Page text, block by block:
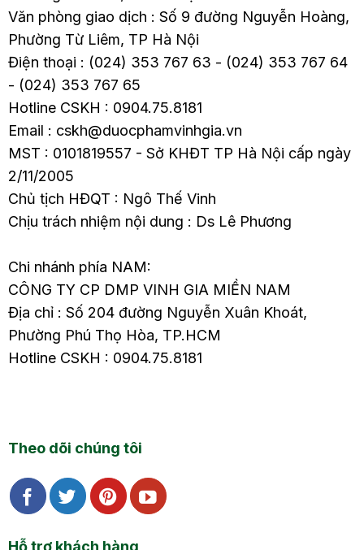
Văn phòng giao dịch : Số 9 đường Nguyễn Hoàng,
Phường Từ Liêm, TP Hà Nội
Điện thoại : (024) 353 767 63 - (024) 353 767 64
- (024) 353 767 65
Hotline CSKH : 0904.75.8181
Email : cskh@duocphamvinhgia.vn
MST : 0101819557 - Sở KHĐT TP Hà Nội cấp ngày
2/11/2005
Chủ tịch HĐQT : Ngô Thế Vinh
Chịu trách nhiệm nội dung : Ds Lê Phương
Chi nhánh phía NAM:
CÔNG TY CP DMP VINH GIA MIỀN NAM
Địa chỉ : Số 204 đường Nguyễn Xuân Khoát,
Phường Phú Thọ Hòa, TP.HCM
Hotline CSKH : 0904.75.8181
Theo dõi chúng tôi